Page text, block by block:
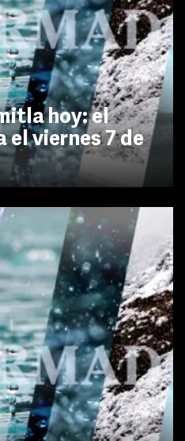
hoy: el
el viernes 7 de